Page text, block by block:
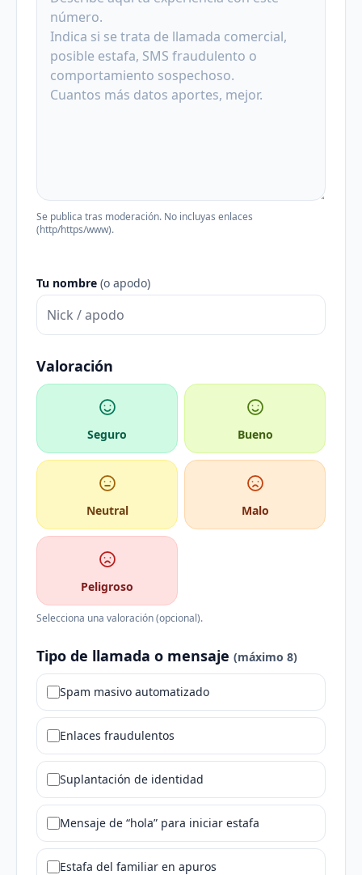
Se publica tras moderación. No incluyas enlaces
(http/https/www).
Tu nombre (o apodo)
Valoración
Seguro Bueno
Neutral Malo
Peligroso
Selecciona una valoración (opcional).
Tipo de llamada o mensaje (máximo 8)
Spam masivo automatizado
Enlaces fraudulentos
Suplantación de identidad
Mensaje de “hola” para iniciar estafa
Estafa del familiar en apuros